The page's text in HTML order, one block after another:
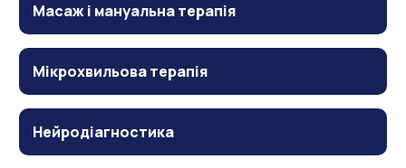
Масаж і мануальна терапія
Мікрохвильова терапія
Нейродіагностика